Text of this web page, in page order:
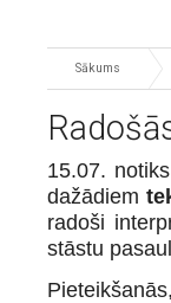
Sākums
15.07.
dažādiem
radoši
stāstu